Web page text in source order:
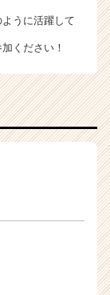
うに活躍して
ください！